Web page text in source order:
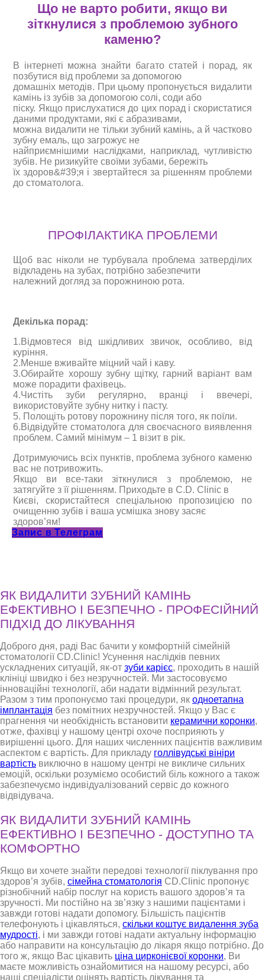
Що не варто робити, якщо ви
зіткнулися з проблемою зубного
каменю?
В інтернеті можна знайти багато статей і порад, як
позбутися від проблеми за допомогою
домашніх методів. При цьому пропонується видалити
камінь із зубів за допомогою солі, соди або
піску. Якщо прислухатися до цих порад і скористатися
даними продуктами, які є абразивами,
можна видалити не тільки зубний камінь, а й частково
зубну емаль, що загрожує не
найприємнішими наслідками, наприклад, чутливістю
зубів. Не ризикуйте своїми зубами, бережіть
їх здоров&#39;я і звертайтеся за рішенням проблеми
до стоматолога.
ПРОФІЛАКТИКА ПРОБЛЕМИ
Щоб вас ніколи не турбувала проблема затверділих
відкладень на зубах, потрібно забезпечити
належний догляд за порожниною рота.
Декілька порад:
1.Відмовтеся від шкідливих звичок, особливо, від
куріння.
2.Менше вживайте міцний чай і каву.
3.Обирайте хорошу зубну щітку, гарний варіант вам
може порадити фахівець.
4.Чистіть зуби регулярно, вранці і ввечері,
використовуйте зубну нитку і пасту.
5. Полощіть ротову порожнину після того, як поїли.
6.Відвідуйте стоматолога для своєчасного виявлення
проблем. Самий мінімум – 1 візит в рік.
Дотримуючись всіх пунктів, проблема зубного каменю
вас не потривожить.
Якщо ви все-таки зіткнулися з проблемою, не
затягуйте з її рішенням. Приходьте в C.D. Clinic в
Києві, скористайтеся спеціальною пропозицією по
очищенню зубів і ваша усмішка знову засяє
здоров’ям!
Запис в Телеграм
ЯК ВИДАЛИТИ ЗУБНИЙ КАМІНЬ
ЕФЕКТИВНО І БЕЗПЕЧНО - ПРОФЕСІЙНИЙ
ПІДХІД ДО ЛІКУВАННЯ
Доброго дня, раді Вас бачити у комфортній сімейній
стоматології CD.Clinic! Усунення наслідків певних
ускладнених ситуацій, як-от зуби карієс, проходить в нашій
клініці швидко і без незручностей. Ми застосовуємо
інноваційні технології, аби надати відмінний результат.
Разом з тим пропонуємо такі процедури, як одноетапна
імплантація без помітних незручностей. Якщо у Вас є
прагнення чи необхідність встановити керамични коронки,
отже, фахівці у нашому центрі охоче посприяють у
вирішенні цього. Для наших численних пацієнтів важливим
аспектом є вартість. Для прикладу голлівудські вініри
вартість виключно в нашому центрі не викличе сильних
емоцій, оскільки розуміємо особистий біль кожного а також
забезпечуємо індивідуалізований сервіс до кожного
відвідувача.
ЯК ВИДАЛИТИ ЗУБНИЙ КАМІНЬ
ЕФЕКТИВНО І БЕЗПЕЧНО - ДОСТУПНО ТА
КОМФОРТНО
Якщо ви хочете знайти передові технології піклування про
здоров’я зубів, сімейна стоматологія CD.Clinic пропонує
різнобічний набір послуг на користь вашого здоров’я та
зручності. Ми постійно на зв’язку з нашими пацієнтами і
завжди готові надати допомогу. Більшість пацієнтів
телефонують і цікавляться, скільки коштує видалення зуба
мудрості, і ми завжди готові надати актуальну інформацію
або направити на консультацію до лікаря якщо потрібно. До
того ж, якщо Вас цікавить ціна цирконієвої коронки, Ви
маєте можливість ознайомитися на нашому ресурсі, або
наші спеціалісти оцінять вартість лікування та